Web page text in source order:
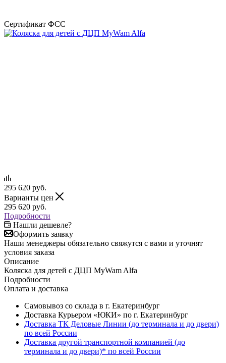
Сертификат ФСС
295 620 руб.
Варианты цен
295 620 руб.
Подробности
Нашли дешевле?
Оформить заявку
Наши менеджеры обязательно свяжутся с вами и уточнят
условия заказа
Описание
Коляска для детей с ДЦП MyWam Alfa
Подробности
Оплата и доставка
Самовывоз со склада в г. Екатеринбург
Доставка Курьером «ЮКИ» по г. Екатеринбург
Доставка ТК Деловые Линии (до терминала и до двери)
по всей России
Доставка другой транспортной компанией (до
терминала и до двери)* по всей России